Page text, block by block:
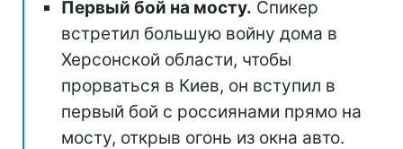
Первый бой на мосту. Спикер
встретил большую войну дома в
Херсонской области, чтобы
прорваться в Киев, он вступил в
первый бой с россиянами прямо на
мосту, открыв огонь из окна авто.